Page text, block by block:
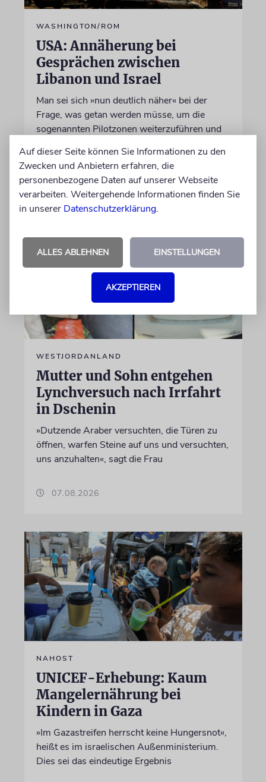
WASHINGTON/ROM
USA: Annäherung bei
Gesprächen zwischen
Libanon und Israel
Man sei sich »nun deutlich näher« bei der
Frage, was getan werden müsse, um die
sogenannten Pilotzonen weiterzuführen und
Außenministeriums
07.08.2026
WESTJORDANLAND
Mutter und Sohn entgehen
Lynchversuch nach Irrfahrt
in Dschenin
»Dutzende Araber versuchten, die Türen zu
öffnen, warfen Steine auf uns und versuchten,
uns anzuhalten«, sagt die Frau
07.08.2026
NAHOST
UNICEF-Erhebung: Kaum
Mangelernährung bei
Kindern in Gaza
»Im Gazastreifen herrscht keine Hungersnot«,
heißt es im israelischen Außenministerium.
Dies sei das eindeutige Ergebnis
Auf dieser Seite können Sie Informationen zu den
Zwecken und Anbietern erfahren, die
personenbezogene Daten auf unserer Webseite
verarbeiten. Weitergehende Informationen finden Sie
in unserer Datenschutzerklärung.
ALLES ABLEHNEN EINSTELLUNGEN
AKZEPTIEREN